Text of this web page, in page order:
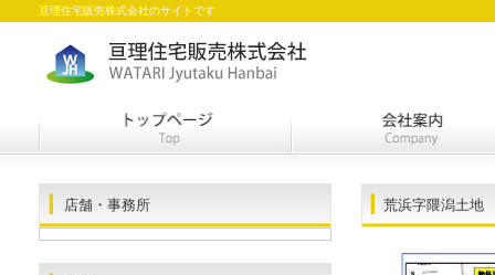
亘理住宅販売株式会社のサイトです
荒浜字隈潟土地
店舗・事務所